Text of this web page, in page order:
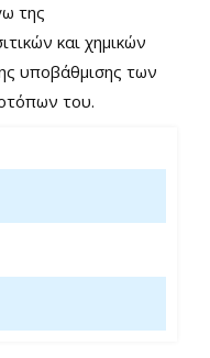
της
και χημικών
υποβάθμισης των
του.